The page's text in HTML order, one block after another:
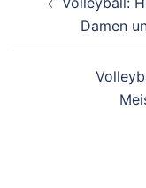
Damen